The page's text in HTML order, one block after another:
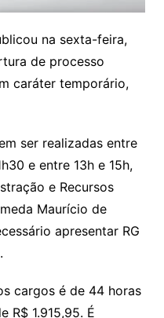
na sexta-feira,
de processo
caráter temporário,
ser realizadas entre
e entre 13h e 15h,
e Recursos
Maurício de
apresentar RG
cargos é de 44 horas
R$ 1.915,95. É